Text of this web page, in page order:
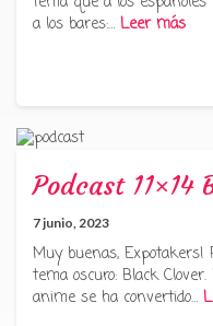
a los bares:… Leer más
Podcast 11×14
7 junio, 2023
Muy buenas,
tema oscuro: Black
anime se ha convertido…